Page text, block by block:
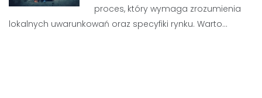
proces, który wymaga zrozumienia
lokalnych uwarunkowań oraz specyfiki rynku. Warto…